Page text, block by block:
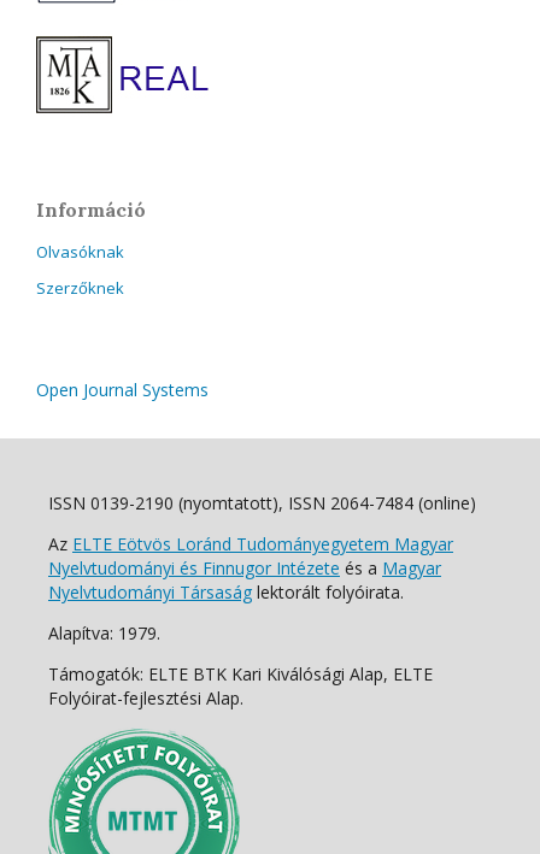
Információ
Olvasóknak
Szerzőknek
Open Journal Systems
ISSN 0139-2190 (nyomtatott), ISSN 2064-7484 (online)
Az ELTE Eötvös Loránd Tudományegyetem Magyar
Nyelvtudományi és Finnugor Intézete és a Magyar
Nyelvtudományi Társaság lektorált folyóirata.
Alapítva: 1979.
Támogatók: ELTE BTK Kari Kiválósági Alap, ELTE
Folyóirat-fejlesztési Alap.